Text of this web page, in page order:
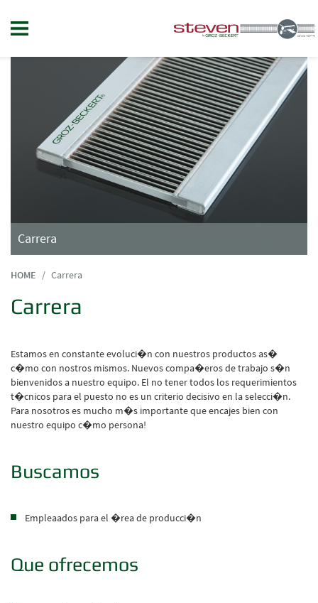
Carrera
HOME Carrera
Carrera
Estamos en constante evoluci�n con nuestros productos as�
c�mo con nostros mismos. Nuevos compa�eros de trabajo s�n
bienvenidos a nuestro equipo. El no tener todos los requerimientos
t�cnicos para el puesto no es un criterio decisivo en la selecci�n.
Para nosotros es mucho m�s importante que encajes bien con
nuestro equipo c�mo persona!
Buscamos
Empleaados para el �rea de producci�n
Que ofrecemos